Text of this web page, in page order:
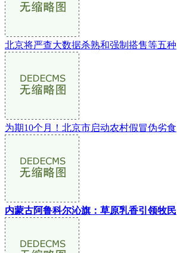
北京将严查大数据杀熟和强制搭售等五种
为期10个月！北京市启动农村假冒伪劣食
内蒙古阿鲁科尔沁旗：草原乳香引领牧民